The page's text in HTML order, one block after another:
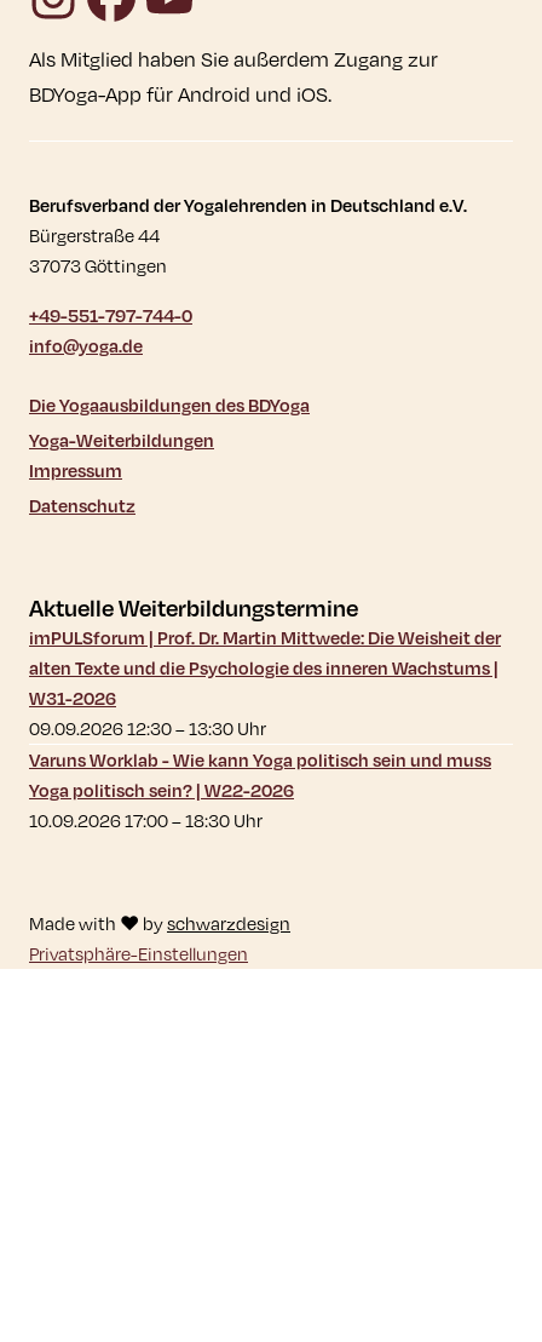
Als Mitglied haben Sie außerdem Zugang zur
BDYoga-App für Android und iOS.
Kontaktdaten und weitere Links
Berufsverband der Yogalehrenden in Deutschland e.V.
Bürgerstraße 44
37073 Göttingen
+49-551-797-744-0
info@yoga.de
Die Yogaausbildungen des BDYoga
Yoga-Weiterbildungen
Impressum
Datenschutz
Aktuelle Weiterbildungstermine
imPULSforum | Prof. Dr. Martin Mittwede: Die Weisheit der
alten Texte und die Psychologie des inneren Wachstums |
W31-2026
09.09.2026 12:30–13:30Uhr
Varuns Worklab - Wie kann Yoga politisch sein und muss
Yoga politisch sein? | W22-2026
10.09.2026 17:00–18:30Uhr
Made with ♥ byschwarzdesign
Privatsphäre-Einstellungen